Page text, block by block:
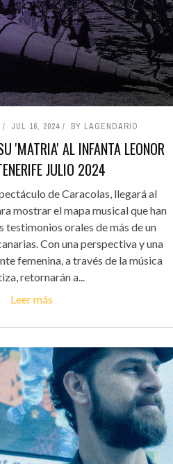
JUL 16, 2024 BY LAGENDARIO
'MATRIA' AL INFANTA LEONOR
JULIO 2024
de Caracolas, llegará al
mostrar el mapa musical que han
testimonios orales de más de un
Con una perspectiva y una
femenina, a través de la música
retornarán a...
Leer más